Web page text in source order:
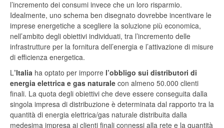
l’incremento dei consumi invece che un loro risparmio.
Idealmente, uno schema ben disegnato dovrebbe incentivare le
imprese energetiche a scegliere la soluzione più economica,
nell’ambito degli obiettivi individuati, tra l’incremento delle
infrastrutture per la fornitura dell’energia e l’attivazione di misure
di efficienza energetica.
L’Italia ha optato per imporre l’obbligo sui distributori di
energia elettrica e gas naturale con almeno 50.000 clienti
finali. La quota degli obiettivi che deve essere conseguita dalla
singola impresa di distribuzione è determinata dal rapporto tra la
quantità di energia elettrica/gas naturale distribuita dalla
medesima impresa ai clienti finali connessi alla rete e la quantità